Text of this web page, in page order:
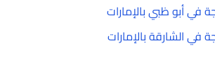
في أبو ظبي بالإمارات
في الشارقة بالإمارات